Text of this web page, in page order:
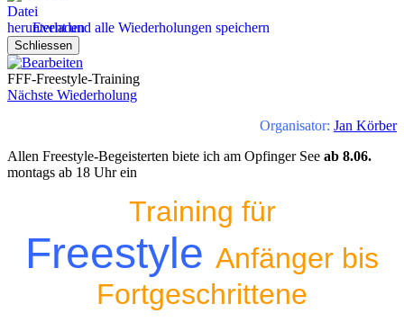
Event und alle Wiederholungen speichern
Schliessen
FFF-Freestyle-Training
Nächste Wiederholung
Organisator: Jan Körber
Allen Freestyle-Begeisterten biete ich am Opfinger See ab 8.06.
montags ab 18 Uhr ein
Training für
Freestyle Anfänger bis
Fortgeschrittene